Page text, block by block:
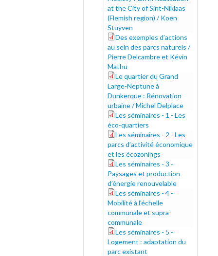
at the City of Sint-Niklaas
(Flemish region) / Koen
Stuyven
exemples_0.pdf
Des exemples d’actions
au sein des parcs naturels /
Pierre Delcambre et Kévin
Mathu
dunkerque_0.pdf
Le quartier du Grand
Large-Neptune à
Dunkerque : Rénovation
urbaine / Michel Delplace
s1_0.pdf
Les séminaires - 1 - Les
éco-quartiers
s2_0.pdf
Les séminaires - 2 - Les
parcs d’activité économique
et les écozonings
s3_0.pdf
Les séminaires - 3 -
Paysages et production
d’énergie renouvelable
s4_0.pdf
Les séminaires - 4 -
Mobilité à l’échelle
communale et supra-
communale
s5_0.pdf
Les séminaires - 5 -
Logement : adaptation du
parc existant